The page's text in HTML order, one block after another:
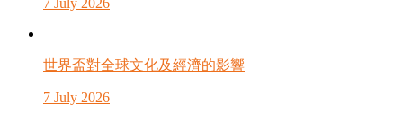
世界盃對全球文化及經濟的影響
7 July 2026